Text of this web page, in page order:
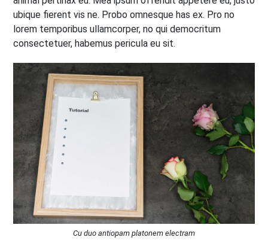
ubique fierent vis ne. Probo omnesque has ex. Pro no
lorem temporibus ullamcorper, no qui democritum
consectetuer, habemus pericula eu sit.
Cu duo antiopam platonem electram